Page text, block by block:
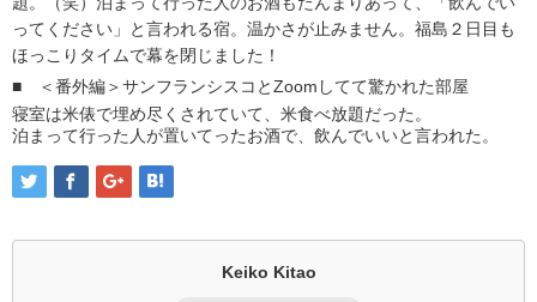
ってください」と言われる宿。温かさが止みません。福島２日目も
ほっこりタイムで幕を閉じました！
■ ＜番外編＞サンフランシスコとZoomしてて驚かれた部屋
寝室は米俵で埋め尽くされていて、米食べ放題だった。
泊まって行った人が置いてったお酒で、飲んでいいと言われた。
Keiko Kitao